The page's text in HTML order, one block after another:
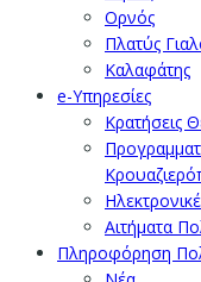
Ορνός
Πλατύς
Καλαφάτης
e-Υπηρεσίες
Κρατήσεις
Αιτήματα
Πληροφόρηση